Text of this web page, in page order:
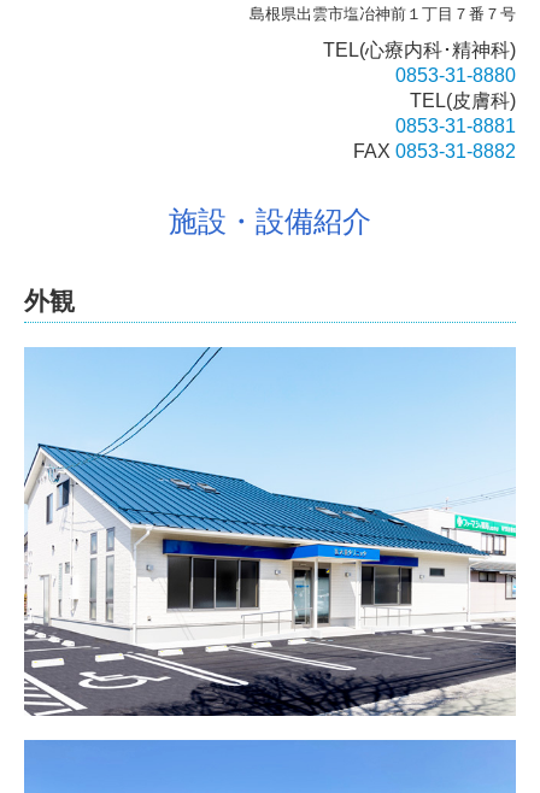
島根県出雲市塩冶神前１丁目７番７号
TEL(心療内科･精神科)
0853-31-8880
TEL(皮膚科)
0853-31-8881
FAX 0853-31-8882
施設・設備紹介
外観